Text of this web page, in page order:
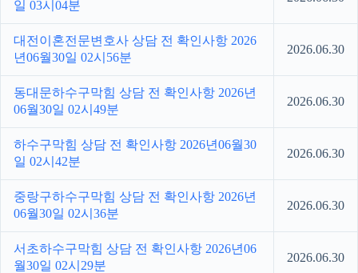
일 03시04분
대전이혼전문변호사 상담 전 확인사항 2026
년06월30일 02시56분
2026.06.30
동대문하수구막힘 상담 전 확인사항 2026년
06월30일 02시49분
2026.06.30
하수구막힘 상담 전 확인사항 2026년06월30
일 02시42분
2026.06.30
중랑구하수구막힘 상담 전 확인사항 2026년
06월30일 02시36분
2026.06.30
서초하수구막힘 상담 전 확인사항 2026년06
월30일 02시29분
2026.06.30